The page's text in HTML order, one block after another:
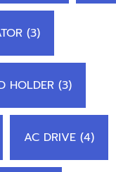
(3)
HOLDER (3)
AC DRIVE (4)